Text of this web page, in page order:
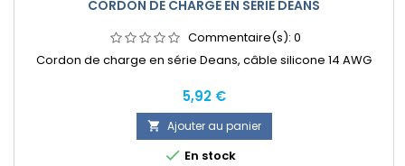
CORDON DE CHARGE EN SÉRIE DEANS
Commentaire(s): 0
Cordon de charge en série Deans, câble silicone 14 AWG
Prix
5,92 €
 Ajouter au panier
 En stock